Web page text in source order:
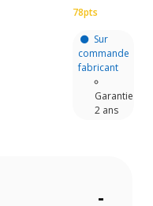
78pts
Sur
commande
fabricant
Garantie
2 ans
-